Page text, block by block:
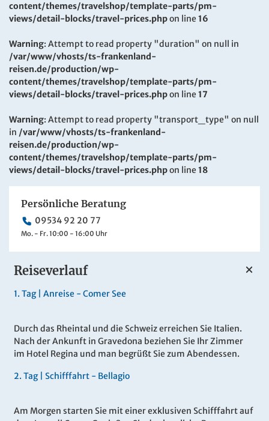
Reiseverlauf
1. Tag | Anreise - Comer See
Durch das Rheintal und die Schweiz erreichen Sie Italien.
Nach der Ankunft in Gravedona beziehen Sie Ihr Zimmer
im Hotel Regina und man begrüßt Sie zum Abendessen.
2. Tag | Schifffahrt - Bellagio
Am Morgen starten Sie mit einer exklusiven Schifffahrt auf
content/themes/travelshop/template-parts/pm-
views/detail-blocks/travel-prices.phpon line 16
Warning: Attempt to read property "duration" on null in
/var/www/vhosts/ts-frankenland-
reisen.de/production/wp-
content/themes/travelshop/template-parts/pm-
views/detail-blocks/travel-prices.phpon line 17
Warning: Attempt to read property "transport_type" on null
in /var/www/vhosts/ts-frankenland-
reisen.de/production/wp-
content/themes/travelshop/template-parts/pm-
views/detail-blocks/travel-prices.phpon line 18
Persönliche Beratung
09534 92 20 77
Mo. - Fr. 10:00 - 16:00 Uhr